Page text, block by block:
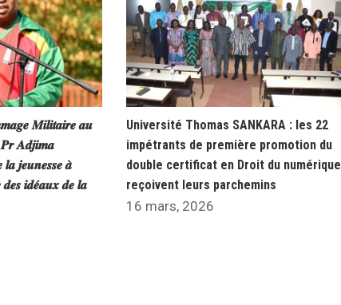
𝑴𝒊𝒍𝒊𝒕𝒂𝒊𝒓𝒆 𝒂𝒖
𝑨𝒅𝒋𝒊𝒎𝒂
𝒋𝒆𝒖𝒏𝒆𝒔𝒔𝒆 𝒂̀
𝒅𝒆𝒔 𝒊𝒅𝒆́𝒂𝒖𝒙 𝒅𝒆 𝒍𝒂
Université Thomas SANKARA : les 22
impétrants de première promotion du
double certificat en Droit du numérique
reçoivent leurs parchemins
16 mars, 2026